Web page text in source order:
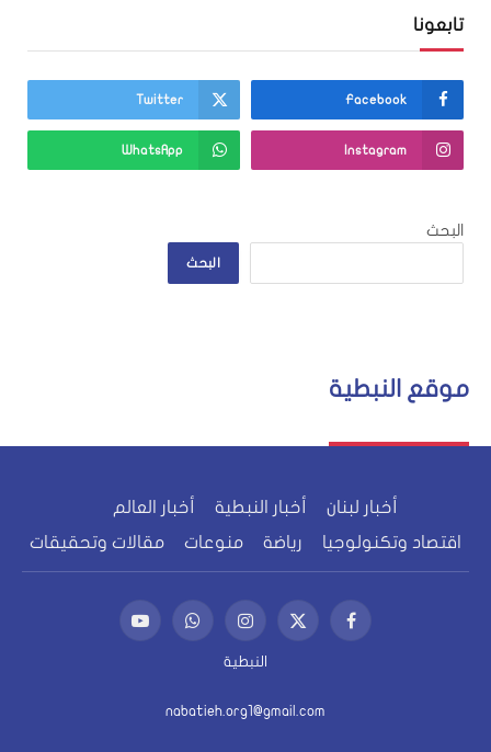
تابعونا
Facebook
Twitter
Instagram
WhatsApp
البحث
البحث
موقع النبطية
أخبار لبنان أخبار النبطية
أخبار العالم
اقتصاد وتكنولوجيا
رياضة منوعات مقالات وتحقيقات
فيسبوكX
(Twitter)
الانستغرامواتساب يوتيوب
النبطية
nabatieh.org1@gmail.com